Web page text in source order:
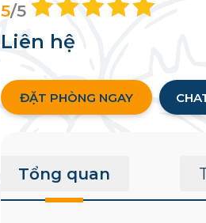
5/5
Liên hệ
ĐẶT PHÒNG NGAY
Tổng quan